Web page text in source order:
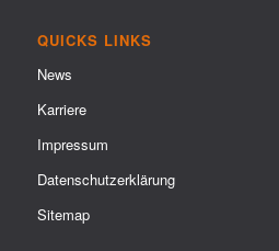
QUICKS LINKS
News
Karriere
Impressum
Datenschutzerklärung
Sitemap